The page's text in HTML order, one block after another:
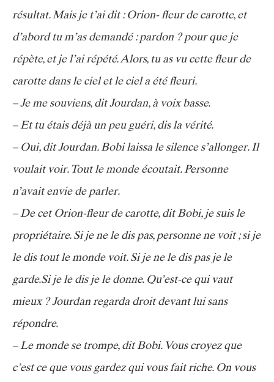
résultat. Mais je t’ai dit : Orion- fleur de carotte, et
d’abord tu m’as demandé : pardon ? pour que je
répète, et je l’ai répété. Alors, tu as vu cette fleur de
carotte dans le ciel et le ciel a été fleuri.
– Je me souviens, dit Jourdan, à voix basse.
– Et tu étais déjà un peu guéri, dis la vérité.
– Oui, dit Jourdan. Bobi laissa le silence s’allonger. Il
voulait voir. Tout le monde écoutait. Personne
n’avait envie de parler.
– De cet Orion-fleur de carotte, dit Bobi, je suis le
propriétaire. Si je ne le dis pas, personne ne voit ; si je
le dis tout le monde voit. Si je ne le dis pas je le
garde.Si je le dis je le donne. Qu’est-ce qui vaut
mieux ? Jourdan regarda droit devant lui sans
répondre.
– Le monde se trompe, dit Bobi. Vous croyez que
c’est ce que vous gardez qui vous fait riche. On vous